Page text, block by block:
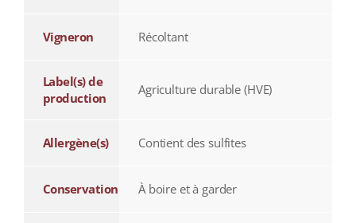
Vigneron Récoltant
Label(s) de
production
Agriculture durable (HVE)
Allergène(s) Contient des sulfites
Conservation À boire et à garder